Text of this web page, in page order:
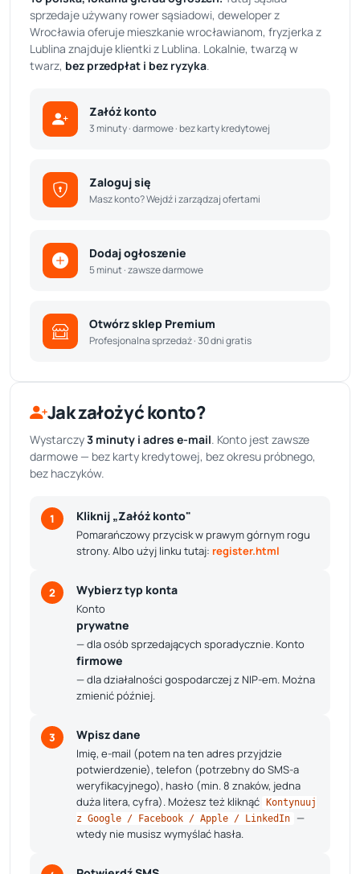
sprzedaje używany rower sąsiadowi, deweloper z
Wrocławia oferuje mieszkanie wrocławianom, fryzjerka z
Lublina znajduje klientki z Lublina. Lokalnie, twarzą w
twarz, bez przedpłat i bez ryzyka.
Załóż konto
3 minuty · darmowe · bez karty kredytowej
Zaloguj się
Masz konto? Wejdź i zarządzaj ofertami
Dodaj ogłoszenie
5 minut · zawsze darmowe
Otwórz sklep Premium
Profesjonalna sprzedaż · 30 dni gratis
Jak założyć konto?
Wystarczy3 minuty i adres e-mail. Konto jest zawsze
darmowe — bez karty kredytowej, bez okresu próbnego,
bez haczyków.
1 Kliknij „Załóż konto"
Pomarańczowy przycisk w prawym górnym rogu
strony. Albo użyj linku tutaj: register.html
2 Wybierz typ konta
Konto
prywatne
— dla osób sprzedających sporadycznie. Konto
firmowe
— dla działalności gospodarczej z NIP-em. Można
zmienić później.
3 Wpisz dane
Imię, e-mail (potem na ten adres przyjdzie
potwierdzenie), telefon (potrzebny do SMS-a
weryfikacyjnego), hasło (min. 8 znaków, jedna
duża litera, cyfra). Możesz też kliknąć
Kontynuuj
z Google / Facebook / Apple / LinkedIn —
wtedy nie musisz wymyślać hasła.